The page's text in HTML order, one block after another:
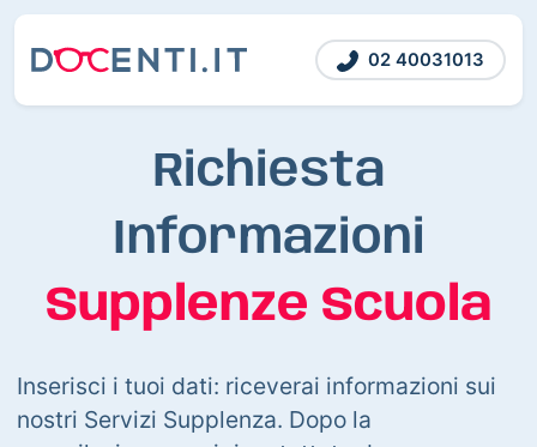
02 40031013
Richiesta
Informazioni
Supplenze Scuola
Inserisci i tuoi dati: riceverai informazioni sui
nostri Servizi Supplenza. Dopo la